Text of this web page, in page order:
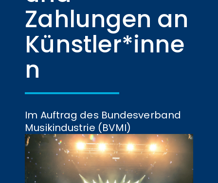
Zahlungen an
Künstler*inne
n
Im Auftrag des Bundesverband
Musikindustrie (BVMI)